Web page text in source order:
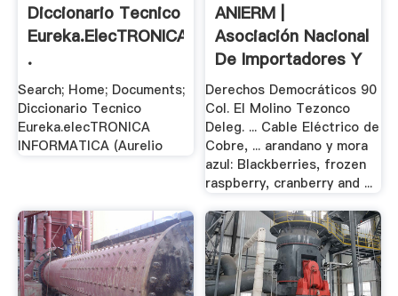
Diccionario Tecnico
Eureka.elecTRONICA
.
Search; Home; Documents;
Diccionario Tecnico
Eureka.elecTRONICA
INFORMATICA (Aurelio
ANIERM |
Asociación Nacional
De Importadores Y
...
Derechos Democráticos 90
Col. El Molino Tezonco
Deleg. ... Cable Eléctrico de
Cobre, ... arandano y mora
azul: Blackberries, frozen
raspberry, cranberry and ...